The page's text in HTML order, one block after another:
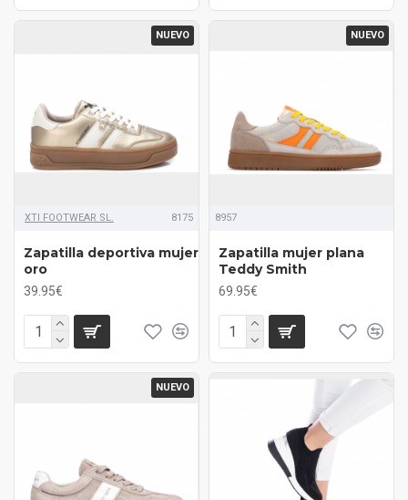
NUEVO
XTI FOOTWEAR SL. 8175
Zapatilla deportiva mujer
oro
39.95€
NUEVO
8957
Zapatilla mujer plana
Teddy Smith
69.95€
NUEVO